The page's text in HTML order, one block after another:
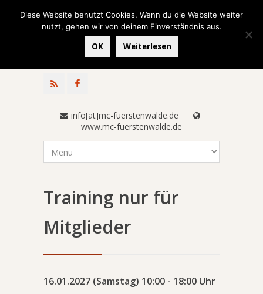
info[at]mc-fuerstenwalde.de
www.mc-fuerstenwalde.de
Training nur für
Mitglieder
16.01.2027 (Samstag) 10:00 - 18:00 Uhr
Diese Website benutzt Cookies. Wenn du die Website weiter
nutzt, gehen wir von deinem Einverständnis aus.
OK Weiterlesen